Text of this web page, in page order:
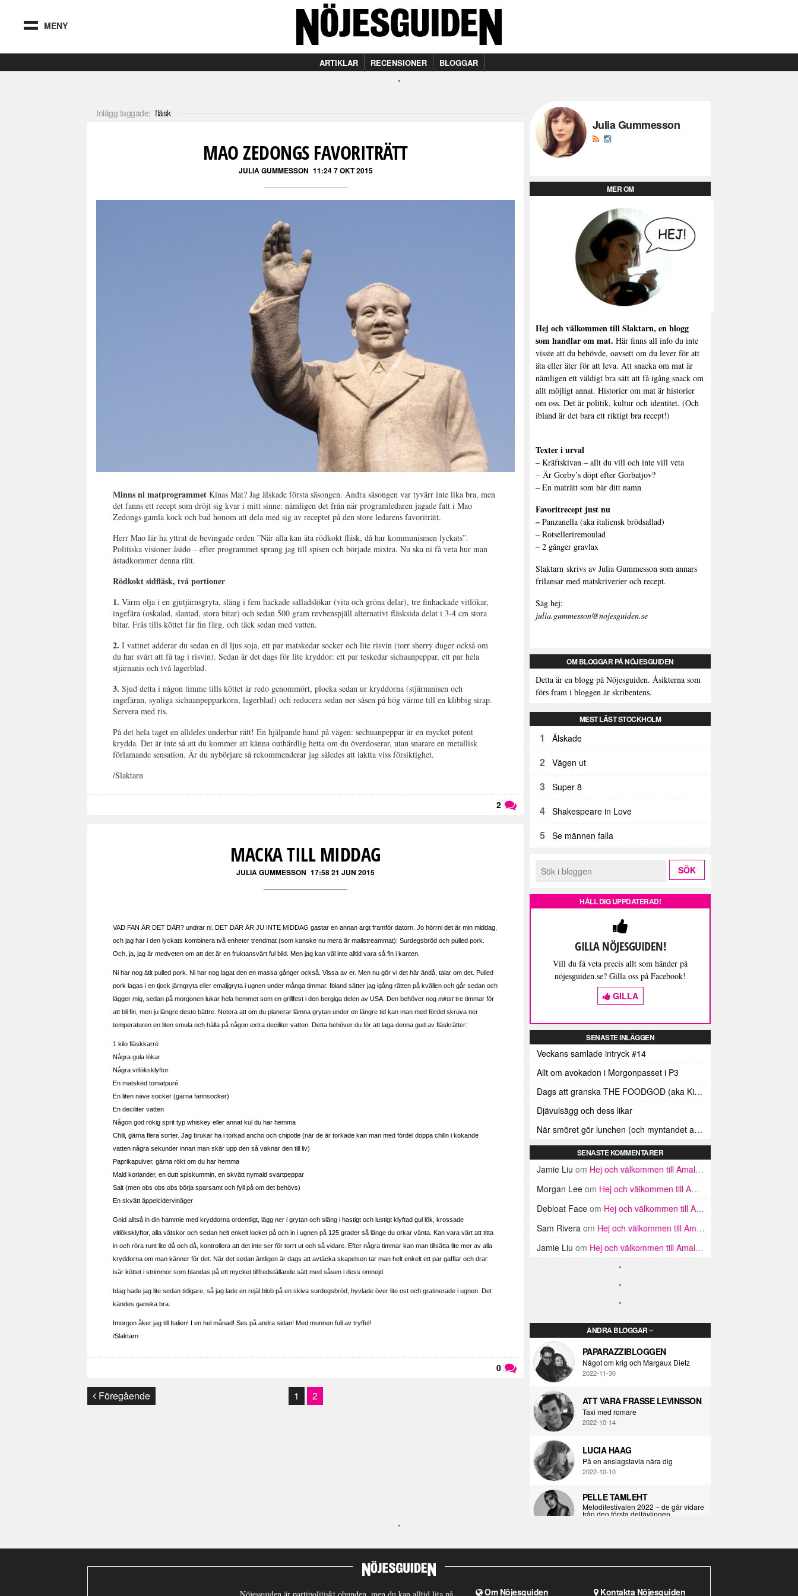
MENY
ARTIKLAR RECENSIONER BLOGGAR
Inlägg taggade: fläsk
MAO ZEDONGS FAVORITRÄTT
JULIA GUMMESSON 11:24 7 OKT 2015
Minns ni matprogrammet Kinas Mat? Jag älskade första säsongen. Andra säsongen var tyvärr inte lika bra, men
det fanns ett recept som dröjt sig kvar i mitt sinne: nämligen det från när programledaren jagade fatt i Mao
Zedongs gamla kock och bad honom att dela med sig av receptet på den store ledarens favoriträtt.
Herr Mao lär ha yttrat de bevingade orden ”När alla kan äta rödkokt fläsk, då har kommunismen lyckats”.
Politiska visioner åsido – efter programmet sprang jag till spisen och började mixtra. Nu ska ni få veta hur man
åstadkommer denna rätt.
Rödkokt sidfläsk, två portioner
1. Värm olja i en gjutjärnsgryta, släng i fem hackade salladslökar (vita och gröna delar), tre finhackade vitlökar,
ingefära (oskalad, slantad, stora bitar) och sedan 500 gram revbenspjäll alternativt fläsksida delat i 3-4 cm stora
bitar. Fräs tills köttet får fin färg, och täck sedan med vatten.
2. I vattnet adderar du sedan en dl ljus soja, ett par matskedar socker och lite risvin (torr sherry duger också om
du har svårt att få tag i risvin). Sedan är det dags för lite kryddor: ett par teskedar sichuanpeppar, ett par hela
stjärnanis och två lagerblad.
3. Sjud detta i någon timme tills köttet är redo genommört, plocka sedan ur kryddorna (stjärnanisen och
ingefäran, synliga sichuanpepparkorn, lagerblad) och reducera sedan ner såsen på hög värme till en klibbig sirap.
Servera med ris.
På det hela taget en alldeles underbar rätt! En hjälpande hand på vägen: sechuanpeppar är en mycket potent
krydda. Det är inte så att du kommer att känna outhärdlig hetta om du överdoserar, utan snarare en metallisk
förlamande sensation. Är du nybörjare så rekommenderar jag således att iaktta viss försiktighet.
/Slaktarn
2
MACKA TILL MIDDAG
JULIA GUMMESSON 17:58 21 JUN 2015
VAD FAN ÄR DET DÄR? undrar ni. DET DÄR ÄR JU INTE MIDDAG gastar en annan argt framför datorn.Jo hörrni det är min middag,
och jag har i den lyckats kombinera två enheter trendmat (som kanske nu mera är mailstreammat): Surdegsbröd och pulled pork.
Och, ja, jag är medveten om att det är en fruktansvärt ful bild. Men jag kan väl inte alltid vara så fin i kanten.
Ni har nog ätit pulled pork. Ni har nog lagat den en massa gånger också. Vissa av er. Men nu gör vi det här ändå, talar om det. Pulled
pork lagas i en tjock järngryta eller emaljgryta i ugnen under många timmar. Ibland sätter jag igång rätten på kvällen och går sedan och
lägger mig, sedan på morgonen lukar hela hemmet som en grillfest i den bergiga delen av USA. Den behöver nogminsttre timmar för
att bli fin, men ju längre desto bättre. Notera att om du planerar lämna grytan under en längre tid kan man med fördel skruva ner
temperaturen en liten smula och hälla på någon extra deciliter vatten. Detta behöver du för att laga denna gud av fläskrätter:
1 kilo fläskkarré
Några gula lökar
Några vitlöksklyftor
En matsked tomatpuré
En liten näve socker (gärna farinsocker)
En deciliter vatten
Någon god rökig sprit typ whiskey eller annat kul du har hemma
Chili, gärna flera sorter. Jag brukar ha i torkad ancho och chipotle (när de är torkade kan man med fördel doppa chilin i kokande
vatten några sekunder innan man skär upp den så vaknar den till liv)
Paprikapulver, gärna rökt om du har hemma
Mald koriander, en dutt spiskummin, en skvätt nymald svartpeppar
Salt (men obs obs obs börja sparsamt och fyll på om det behövs)
En skvätt äppelcidervinäger
Gnid alltså in din hammie med kryddorna ordentligt, lägg ner i grytan och släng i hastigt och lustigt klyftad gul lök, krossade
vitlöksklyftor, alla vätskor och sedan helt enkelt locket på och in i ugnen på 125 grader så länge du orkar vänta. Kan vara värt att titta
in och röra runt lite då och då, kontrollera att det inte ser för torrt ut och så vidare. Efter några timmar kan man tillsätta lite mer av alla
kryddorna om man känner för det. När det sedan äntligen är dags att avtäcka skapelsen tar man helt enkelt ett par gafflar och drar
isär köttet i strimmor som blandas på ett mycket tillfredställande sätt med såsen i dess omnejd.
Idag hade jag lite sedan tidigare, så jag lade en rejäl blob på en skiva surdegsbröd, hyvlade över lite ost och gratinerade i ugnen. Det
kändes ganska bra.
Imorgon åker jag till Italien! I en hel månad! Ses på andra sidan! Med munnen full av tryffel!
/Slaktarn
0
Föregående 1 2
Julia Gummesson
MER OM
Hej och välkommen till Slaktarn, en blogg
som handlar om mat. Här finns all info du inte
visste att du behövde, oavsett om du lever för att
äta eller äter för att leva. Att snacka om mat är
nämligen ett väldigt bra sätt att få igång snack om
allt möjligt annat. Historier om mat är historier
om oss. Det är politik, kultur och identitet. (Och
ibland är det bara ett riktigt bra recept!)
Texter i urval
– Kräftskivan – allt du vill och inte vill veta
– Är Gorby’s döpt efter Gorbatjov?
– En maträtt som bär ditt namn
Favoritrecept just nu
– Panzanella (aka italiensk brödsallad)
– Rotselleriremoulad
– 2 gånger gravlax
Slaktarn skrivs av Julia Gummesson som annars
frilansar med matskriverier och recept.
Säg hej:
julia.gummesson@nojesguiden.se
OM BLOGGAR PÅ NÖJESGUIDEN
Detta är en blogg på Nöjesguiden. Åsikterna som
förs fram i bloggen är skribentens.
MEST LÄST STOCKHOLM
1 Älskade
2 Vägen ut
3 Super 8
4 Shakespeare in Love
5 Se männen falla
HÅLL DIG UPPDATERAD!
GILLA NÖJESGUIDEN!
Vill du få veta precis allt som händer på
nöjesguiden.se? Gilla oss på Facebook!
GILLA
SENASTE INLÄGGEN
Veckans samlade intryck #14
Allt om avokadon i Morgonpasset i P3
Dags att granska THE FOODGOD (aka Kim Kardashians matinstagrammande bästis)
Djävulsägg och dess likar
När smöret gör lunchen (och myntandet av termen ”Smörindex”)
SENASTE KOMMENTARER
Jamie Liu om Hej och välkommen till Amalfikusten
Morgan Lee om Hej och välkommen till Amalfikusten
Debloat Face om Hej och välkommen till Amalfikusten
Sam Rivera om Hej och välkommen till Amalfikusten
Jamie Liu om Hej och välkommen till Amalfikusten
ANDRA BLOGGAR
PAPARAZZIBLOGGEN
Något om krig och Margaux Dietz
2022-11-30
ATT VARA FRASSE LEVINSSON
Taxi med romare
2022-10-14
LUCIA HAAG
På en anslagstavla nära dig
2022-10-10
PELLE TAMLEHT
Melodifestivalen 2022 – de går vidare
från den första deltävlingen
I KORPENS SKUGGA
2021-06-28
Nöjesguiden är partipolitiskt obunden, men du kan alltid lita på Om Nöjesguiden Kontakta Nöjesguiden